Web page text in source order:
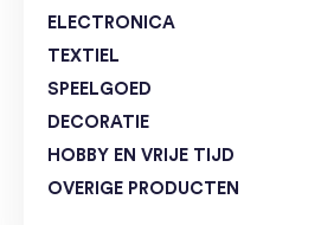
ELECTRONICA
TEXTIEL
SPEELGOED
DECORATIE
HOBBY EN VRIJE TIJD
OVERIGE PRODUCTEN